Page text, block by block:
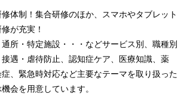
体制！集合研修のほか、スマホやタブレット
が充実！
所・特定施設・・・などサービス別、職種別
遇・虐待防止、認知症ケア、医療知識、薬
、緊急時対応など主要なテーマを取り扱った
会を用意しています。